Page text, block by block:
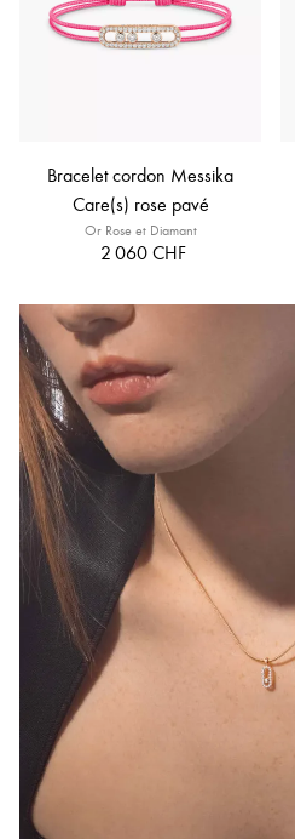
Bracelet cordon Messika
Care(s) rose pavé
Or Rose et Diamant
2 060 CHF